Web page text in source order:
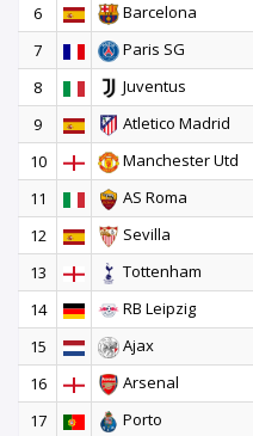
6
Barcelona
7
Paris SG
8
Juventus
9
Atletico Madrid
10
Manchester Utd
11
AS Roma
12
Sevilla
13
Tottenham
14
RB Leipzig
15
Ajax
16
Arsenal
17
Porto